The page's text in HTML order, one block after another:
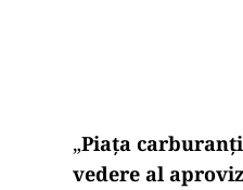
„Piața
vedere al